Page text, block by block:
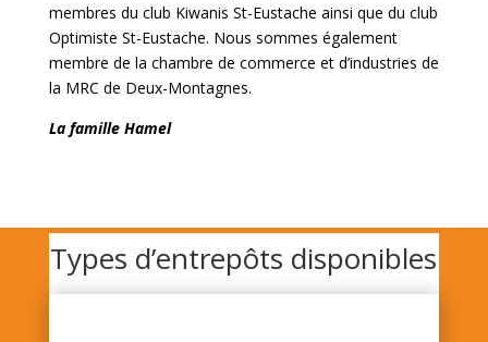
membres du club Kiwanis St-Eustache ainsi que du club
Optimiste St-Eustache. Nous sommes également
membre de la chambre de commerce et d’industries de
la MRC de Deux-Montagnes.
La famille Hamel
Types d’entrepôts disponibles